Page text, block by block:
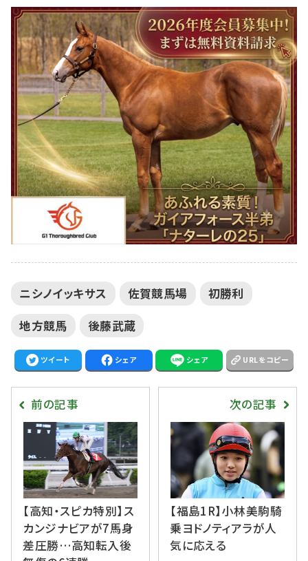
た」 「両親に気持ちを伝えたい」 後藤騎手は4月1日付
で騎手免許を取得し、同4日の第3競走で初騎乗。今回が
25戦目での白星となった。 レー...
ニシノイッキサス 佐賀競馬場
初勝利
地方競馬
後藤武蔵
ツイート シェア シェア URLをコピー
前の記事
【高知・スピカ特別】ス
カンジナビアが7馬身
差圧勝…高知転入後
次の記事
【福島1R】小林美駒騎
乗ヨドノティアラが人
気に応える